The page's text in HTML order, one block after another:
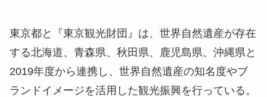
東京都と『東京観光財団』は、世界自然遺産が存在
する北海道、青森県、秋田県、鹿児島県、沖縄県と
2019年度から連携し、世界自然遺産の知名度やブ
ランドイメージを活用した観光振興を行っている。